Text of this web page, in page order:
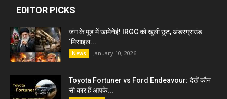
EDITOR PICKS
जंग के मूड में खामेनेई! IRGC को खुली छूट, अंडरग्राउंड
‘मिसाइल...
News January 10, 2026
Toyota Fortuner vs Ford Endeavour: देखें कौन
सी कार हैं आपके...